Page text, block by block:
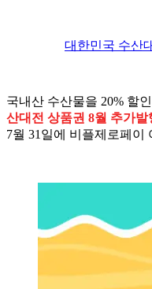
대한민국 수산
국내산 수산물을 20% 할
산대전 상품권 8월 추가발
7월 31일에 비플제로페이